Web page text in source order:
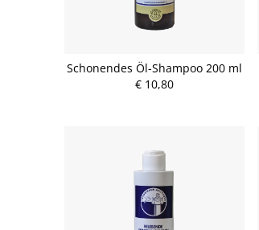
Schonendes Öl-Shampoo 200 ml
€ 10,80